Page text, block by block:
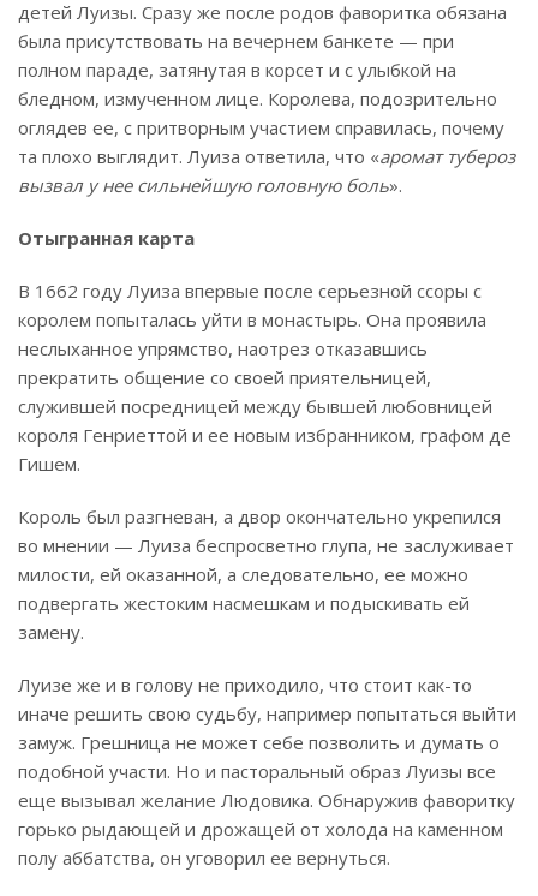
детей Луизы. Сразу же после родов фаворитка обязана
была присутствовать на вечернем банкете — при
полном параде, затянутая в корсет и с улыбкой на
бледном, измученном лице. Королева, подозрительно
оглядев ее, с притворным участием справилась, почему
та плохо выглядит. Луиза ответила, что «аромат тубероз
вызвал у нее сильнейшую головную боль».
Отыгранная карта
В 1662 году Луиза впервые после серьезной ссоры с
королем попыталась уйти в монастырь. Она проявила
неслыханное упрямство, наотрез отказавшись
прекратить общение со своей приятельницей,
служившей посредницей между бывшей любовницей
короля Генриеттой и ее новым избранником, графом де
Гишем.
Король был разгневан, а двор окончательно укрепился
во мнении — Луиза беспросветно глупа, не заслуживает
милости, ей оказанной, а следовательно, ее можно
подвергать жестоким насмешкам и подыскивать ей
замену.
Луизе же и в голову не приходило, что стоит как-то
иначе решить свою судьбу, например попытаться выйти
замуж. Грешница не может себе позволить и думать о
подобной участи. Но и пасторальный образ Луизы все
еще вызывал желание Людовика. Обнаружив фаворитку
горько рыдающей и дрожащей от холода на каменном
полу аббатства, он уговорил ее вернуться.